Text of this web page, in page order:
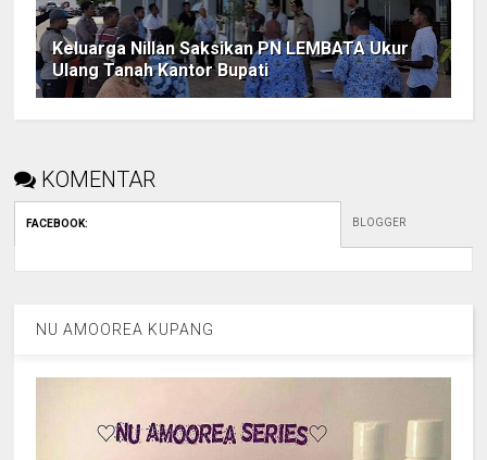
Keluarga Nillan Saksikan PN LEMBATA Ukur
Ulang Tanah Kantor Bupati
KOMENTAR
FACEBOOK: BLOGGER
NU AMOOREA KUPANG